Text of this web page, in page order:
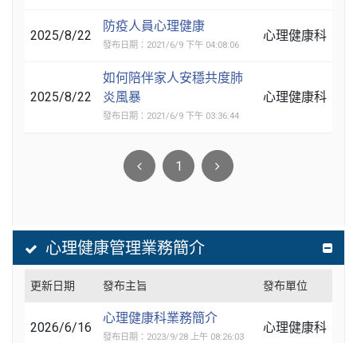
2025/8/22
防疫人員心理健康
發布日期：2021/6/9 下午 04:08:06
心理健康科
2025/8/22
如何陪伴家人安穩共度肺
炎風暴
發布日期：2021/6/9 下午 03:36:44
心理健康科
1
心理健康管理業務簡介
更新日期 發布主旨 發布單位
2026/6/16
心理健康科業務簡介
發布日期：2023/9/28 上午 08:26:03
心理健康科